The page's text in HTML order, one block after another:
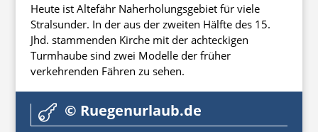
Heute ist Altefähr Naherholungsgebiet für viele
Stralsunder. In der aus der zweiten Hälfte des 15.
Jhd. stammenden Kirche mit der achteckigen
Turmhaube sind zwei Modelle der früher
verkehrenden Fähren zu sehen.
 © Ruegenurlaub.de